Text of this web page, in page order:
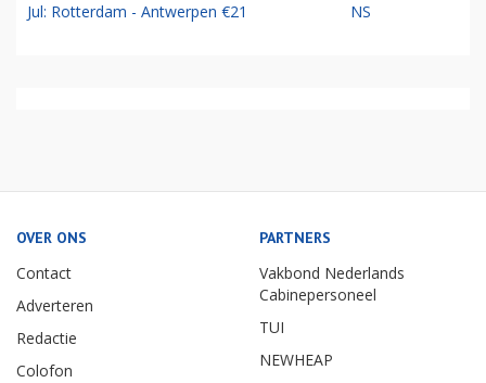
Jul: Rotterdam - Antwerpen €21 NS
OVER ONS
Contact
Adverteren
Redactie
Colofon
PARTNERS
Vakbond Nederlands
Cabinepersoneel
TUI
NEWHEAP